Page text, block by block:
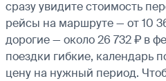
сразу увидите стоимость
рейсы на маршруте — от 10
дорогие — около 26 732 ₽ в
поездки гибкие, календарь
цену на нужный период.